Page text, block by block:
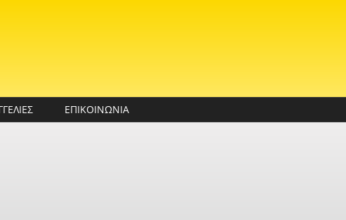
ΕΠΙΚΟΙΝΩΝΙΑ